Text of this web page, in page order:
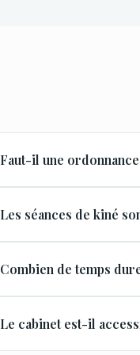
Faut-il une
Les séances de kiné
Combien de temps
Le cabinet est-il